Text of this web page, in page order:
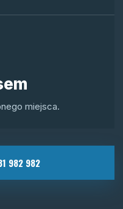
miejsca.
982 982